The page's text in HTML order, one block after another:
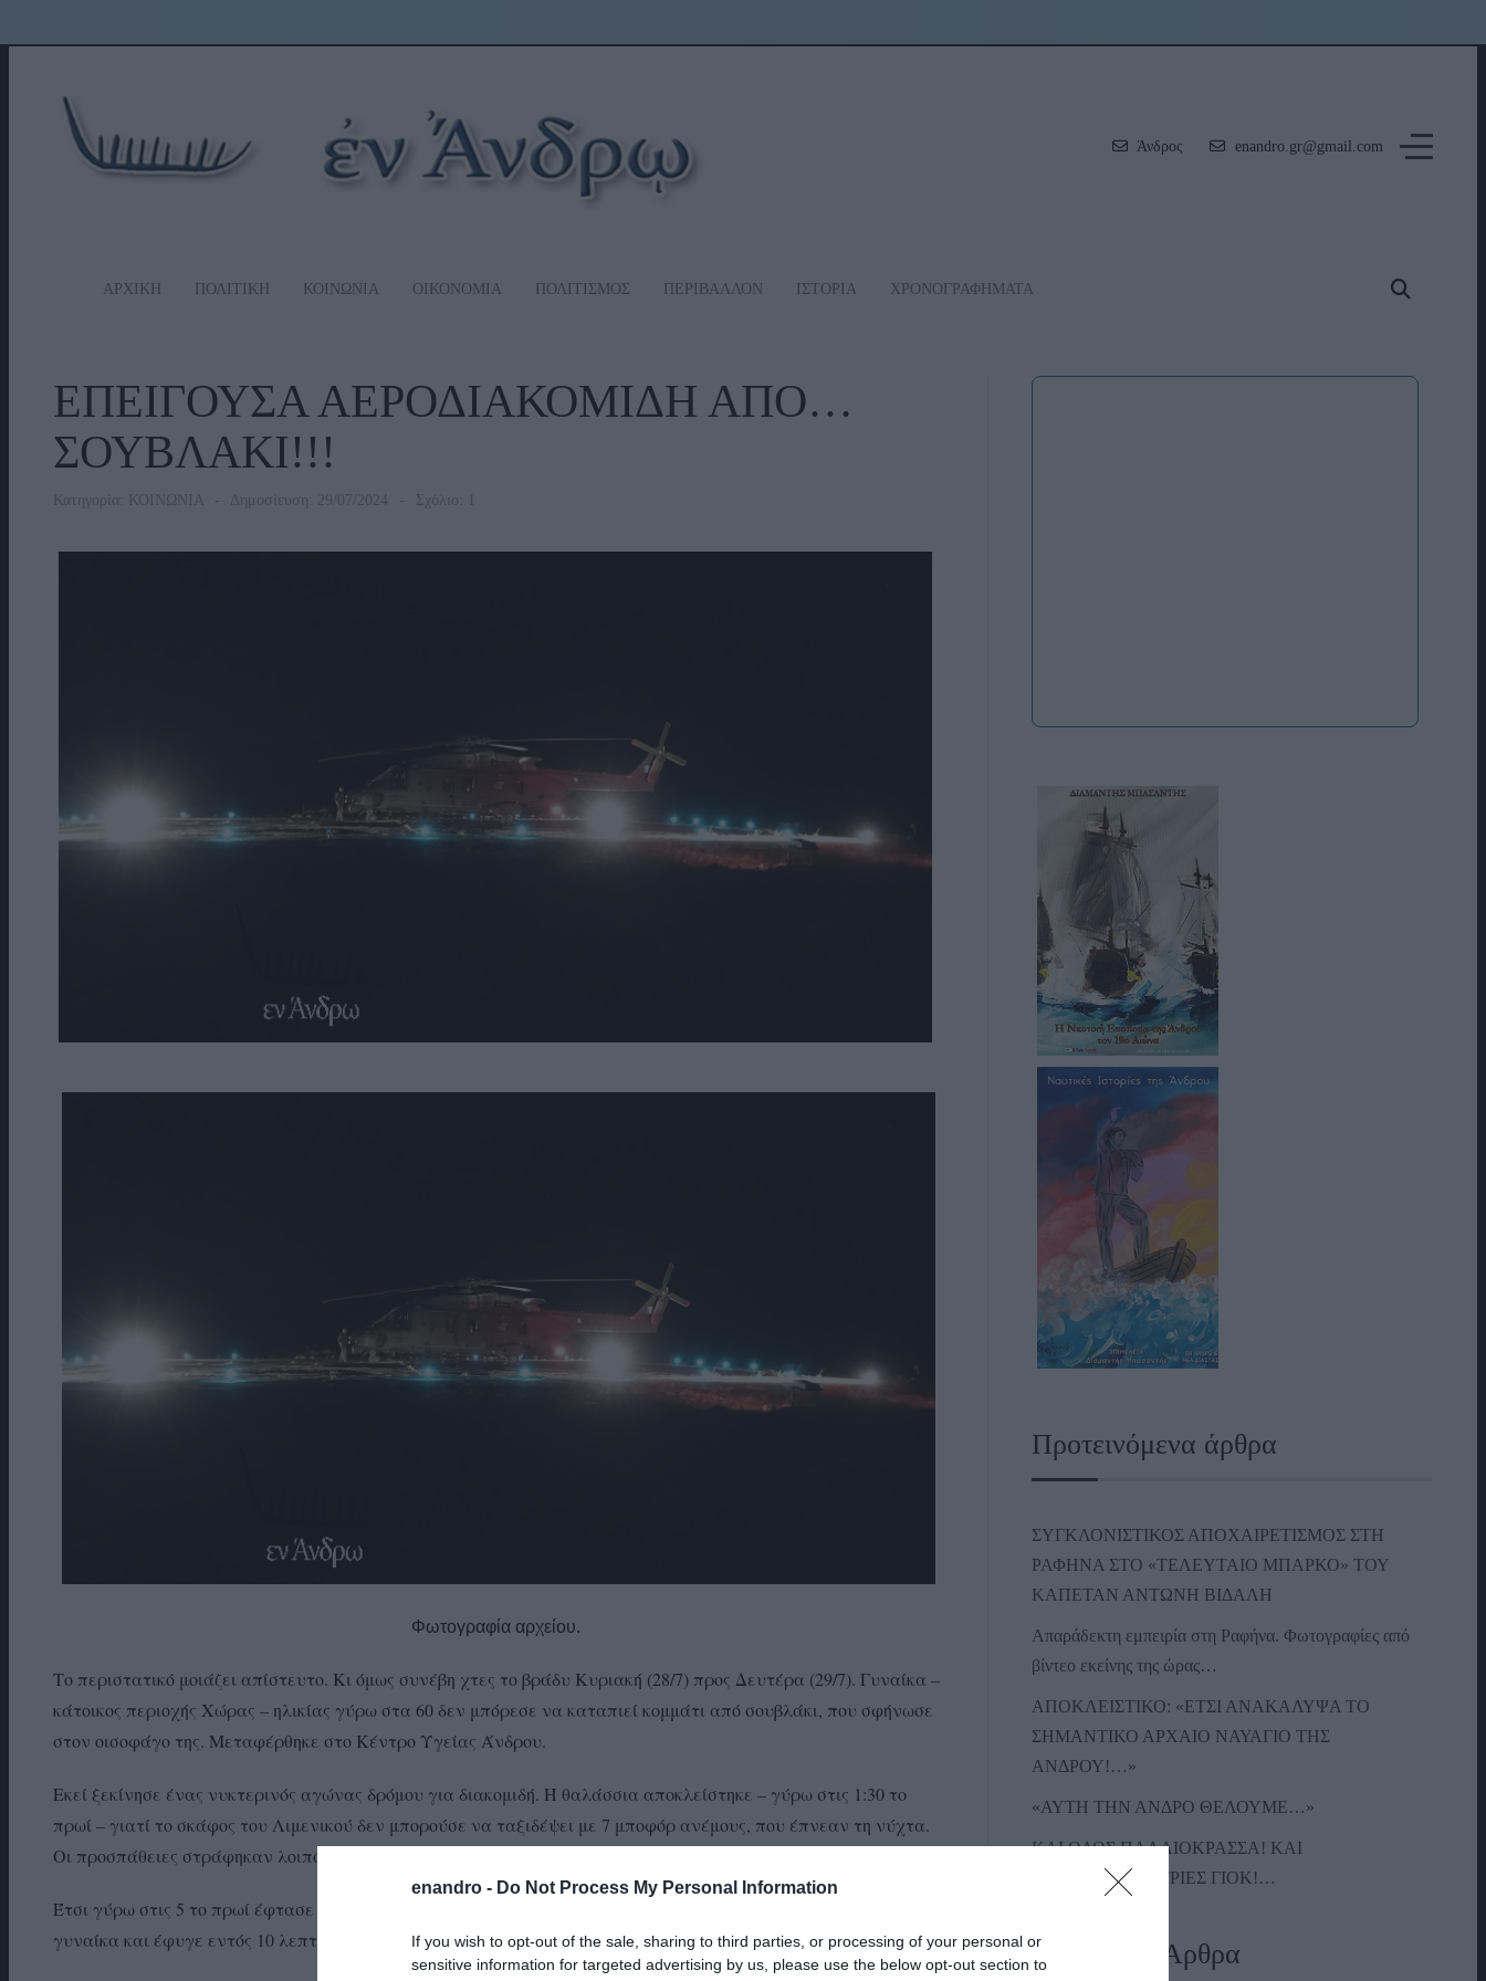
enandro - Do Not Process My Personal Information
If you wish to opt-out of the sale, sharing to third parties, or processing of your personal or
sensitive information for targeted advertising by us, please use the below opt-out section to
Άνδρος enandro.gr@gmail.com
ΑΡΧΙΚΗ ΠΟΛΙΤΙΚΗ ΚΟΙΝΩΝΙΑ ΟΙΚΟΝΟΜΙΑ ΠΟΛΙΤΙΣΜΟΣ ΠΕΡΙΒΑΛΛΟΝ ΙΣΤΟΡΙΑ ΧΡΟΝΟΓΡΑΦΗΜΑΤΑ
ΕΠΕΙΓΟΥΣΑ ΑΕΡΟΔΙΑΚΟΜΙΔΗ ΑΠΟ…
ΣΟΥΒΛΑΚΙ!!!
Κατηγορία: ΚΟΙΝΩΝΙΑ Δημοσίευση: 29/07/2024 Σχόλιο: 1
Φωτογραφία αρχείου.
Το περιστατικό μοιάζει απίστευτο. Κι όμως συνέβη χτες το βράδυ Κυριακή (28/7) προς Δευτέρα (29/7). Γυναίκα –
κάτοικος περιοχής Χώρας – ηλικίας γύρω στα 60 δεν μπόρεσε να καταπιεί κομμάτι από σουβλάκι, που σφήνωσε
στον οισοφάγο της. Μεταφέρθηκε στο Κέντρο Υγείας Άνδρου.
Εκεί ξεκίνησε ένας νυκτερινός αγώνας δρόμου για διακομιδή. Η θαλάσσια αποκλείστηκε – γύρω στις 1:30 το
πρωί – γιατί το σκάφος του Λιμενικού δεν μπορούσε να ταξιδέψει με 7 μποφόρ ανέμους, που έπνεαν τη νύχτα.
Οι προσπάθειες στράφηκαν λοιπόν σε αεροδιακομιδή.
Έτσι γύρω στις 5 το πρωί έφτασε στο ελικοδρόμιο της Χώρας στρατιωτικό ελικόπτερο παντός καιρού, πήρε την
γυναίκα και έφυγε εντός 10 λεπτών με κατεύθυνση νοσοκομείο της Αθήνας.
Προτεινόμενα άρθρα
ΣΥΓΚΛΟΝΙΣΤΙΚΟΣ ΑΠΟΧΑΙΡΕΤΙΣΜΟΣ ΣΤΗ
ΡΑΦΗΝΑ ΣΤΟ «ΤΕΛΕΥΤΑΙΟ ΜΠΑΡΚΟ» ΤΟΥ
ΚΑΠΕΤΑΝ ΑΝΤΩΝΗ ΒΙΔΑΛΗ
Απαράδεκτη εμπειρία στη Ραφήνα. Φωτογραφίες από
βίντεο εκείνης της ώρας…
ΑΠΟΚΛΕΙΣΤΙΚΟ: «ΕΤΣΙ ΑΝΑΚΑΛΥΨΑ ΤΟ
ΣΗΜΑΝΤΙΚΟ ΑΡΧΑΙΟ ΝΑΥΑΓΙΟ ΤΗΣ
ΑΝΔΡΟΥ!…»
«ΑΥΤΗ ΤΗΝ ΑΝΔΡΟ ΘΕΛΟΥΜΕ…»
ΚΑΙ ΟΔΟΣ ΠΑΛΑIΟΚΡΑΣΣΑ! ΚΑΙ
ΑΝΕΜΟΓΕΝΝΗΤΡΙΕΣ ΓΙΟΚ!…
Πρόσφατα Άρθρα